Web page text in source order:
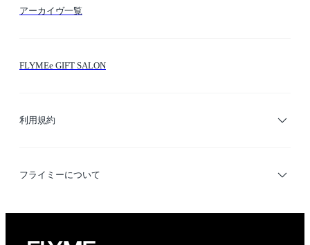
アーカイヴ一覧
FLYMEe GIFT SALON
利用規約
利用規約
フライミーについて